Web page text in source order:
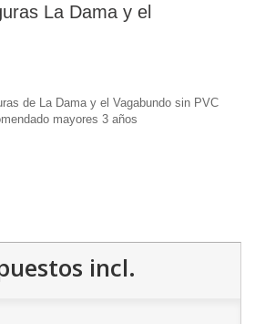
La Dama y el
de La Dama y el Vagabundo sin PVC
mayores 3 años
incl.